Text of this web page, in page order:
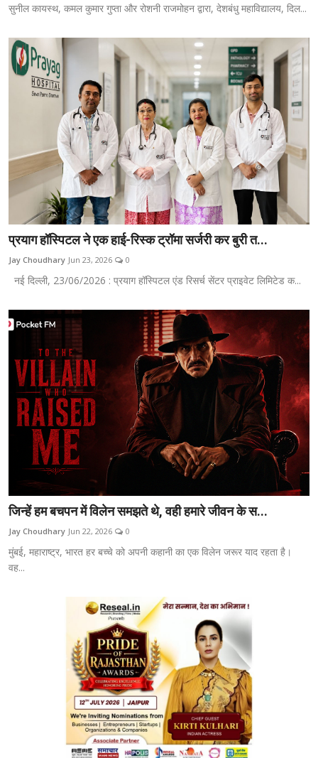
सुनील कायस्थ, कमल कुमार गुप्ता और रोशनी राजमोहन द्वारा, देशबंधु महाविद्यालय, दिल...
प्रयाग हॉस्पिटल ने एक हाई-रिस्क ट्रॉमा सर्जरी कर बुरी त...
Jay Choudhary Jun 23, 2026 0
नई दिल्ली, 23/06/2026 : प्रयाग हॉस्पिटल एंड रिसर्च सेंटर प्राइवेट लिमिटेड क...
जिन्हें हम बचपन में विलेन समझते थे, वही हमारे जीवन के स...
Jay Choudhary Jun 22, 2026 0
मुंबई, महाराष्ट्र, भारत हर बच्चे को अपनी कहानी का एक विलेन जरूर याद रहता है।
वह...